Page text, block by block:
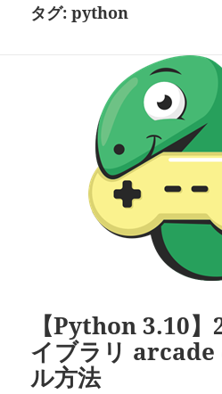
タグ:python
【Python 3.10
イブラリ arcade
ル方法